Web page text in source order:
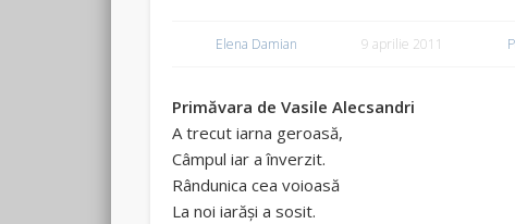
Elena Damian 9 aprilie 2011
Primăvara de Vasile Alecsandri
A trecut iarna geroasă,
Câmpul iar a înverzit.
Rândunica cea voioasă
La noi iarăşi a sosit.